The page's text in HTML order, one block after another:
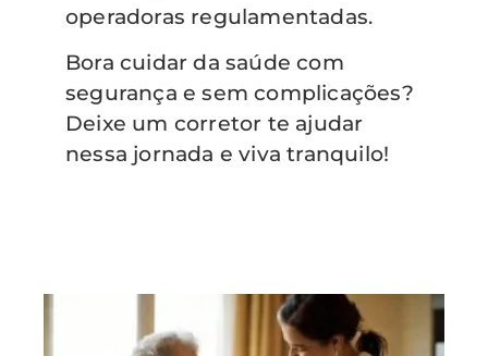
operadoras regulamentadas.
Bora cuidar da saúde com
segurança e sem complicações?
Deixe um corretor te ajudar
nessa jornada e viva tranquilo!